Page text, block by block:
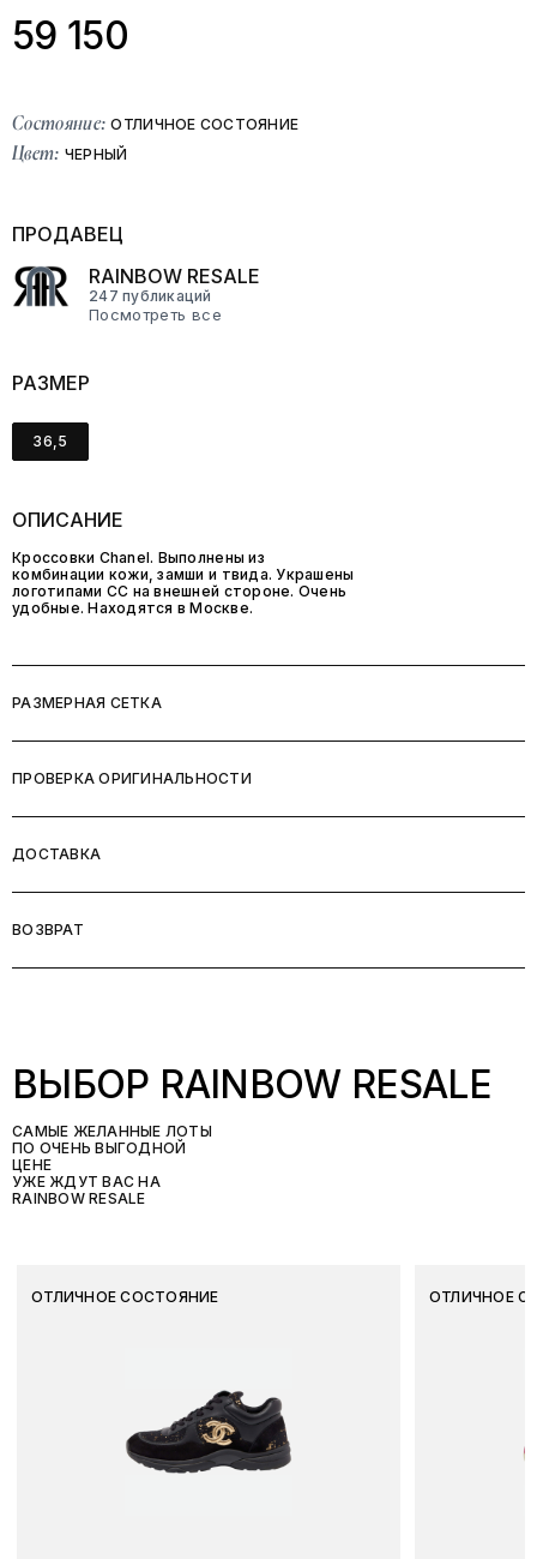
59 150
Состояние: ОТЛИЧНОЕ СОСТОЯНИЕ
Цвет: ЧЕРНЫЙ
ПРОДАВЕЦ
RAINBOW RESALE
247 публикаций
Посмотреть все
РАЗМЕР
36,5
ОПИСАНИЕ
Кроссовки Chanel. Выполнены из
комбинации кожи, замши и твида. Украшены
логотипами CC на внешней стороне. Очень
удобные. Находятся в Москве.
РАЗМЕРНАЯ СЕТКА
ПРОВЕРКА ОРИГИНАЛЬНОСТИ
ДОСТАВКА
ВОЗВРАТ
ВЫБОР RAINBOW RESALE
САМЫЕ ЖЕЛАННЫЕ ЛОТЫ
ПО ОЧЕНЬ ВЫГОДНОЙ
ЦЕНЕ
УЖЕ ЖДУТ ВАС НА
RAINBOW RESALE
ОТЛИЧНОЕ СОСТОЯНИЕ ОТЛИЧНОЕ